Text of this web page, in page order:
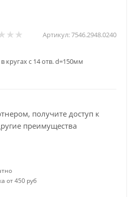
Артикул:7546.2948.0240
кругах с 14 отв. d=150мм
получите доступ к
преимущества
от 450 руб